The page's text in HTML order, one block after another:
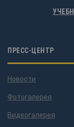
ПРЕСС-ЦЕНТР
Новости
Фотогалерея
Видеогалерея